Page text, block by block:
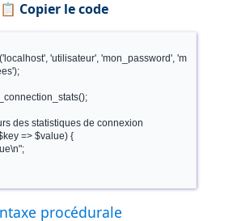
📋 Copier le code
'utilisateur', 'mon_password', 'm
des statistiques de connexion
=> $value) {
procédurale